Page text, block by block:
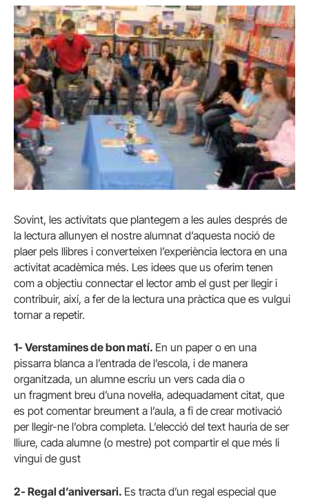
Sovint, les activitats que plantegem a les aules després de
la lectura allunyen el nostre alumnat d’aquesta noció de
plaer pels llibres i converteixen l’experiència lectora en una
activitat acadèmica més. Les idees que us oferim tenen
com a objectiu connectar el lector amb el gust per llegir i
contribuir, així, a fer de la lectura una pràctica que es vulgui
tornar a repetir.
1- Verstamines de bon matí. En un paper o en una
pissarra blanca a l’entrada de l’escola, i de manera
organitzada, un alumne escriu un vers cada dia o
un fragment breu d’una novel·la, adequadament citat, que
es pot comentar breument a l’aula, a fi de crear motivació
per llegir-ne l’obra completa. L’elecció del text hauria de ser
lliure, cada alumne (o mestre) pot compartir el que més li
vingui de gust
2- Regal d’aniversari. Es tracta d’un regal especial que